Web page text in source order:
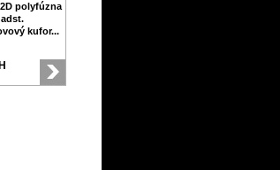
polyfúzna
kufor...